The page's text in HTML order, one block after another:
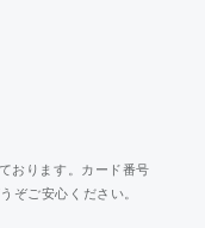
おります。カード番号
ぞご安心ください。